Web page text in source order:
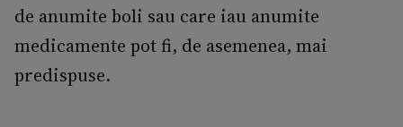
de anumite boli sau care iau anumite
medicamente pot fi, de asemenea, mai
predispuse.